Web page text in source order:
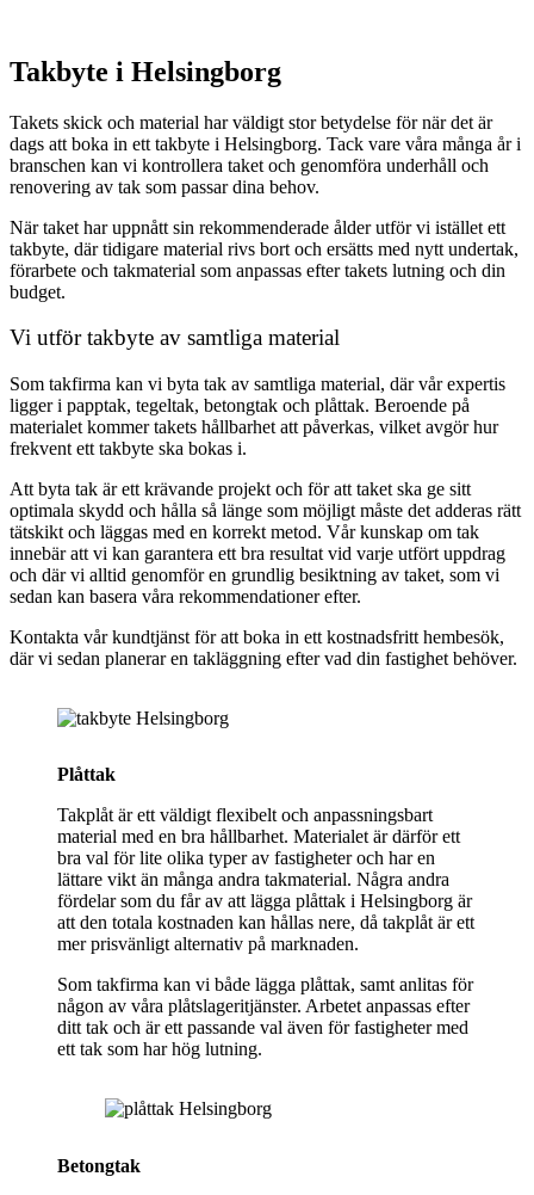
Takbyte i Helsingborg
Takets skick och material har väldigt stor betydelse för när det är
dags att boka in ett takbyte i Helsingborg. Tack vare våra många år i
branschen kan vi kontrollera taket och genomföra underhåll och
renovering av tak som passar dina behov.
När taket har uppnått sin rekommenderade ålder utför vi istället ett
takbyte, där tidigare material rivs bort och ersätts med nytt undertak,
förarbete och takmaterial som anpassas efter takets lutning och din
budget.
Vi utför takbyte av samtliga material
Som takfirma kan vi byta tak av samtliga material, där vår expertis
ligger i papptak, tegeltak, betongtak och plåttak. Beroende på
materialet kommer takets hållbarhet att påverkas, vilket avgör hur
frekvent ett takbyte ska bokas i.
Att byta tak är ett krävande projekt och för att taket ska ge sitt
optimala skydd och hålla så länge som möjligt måste det adderas rätt
tätskikt och läggas med en korrekt metod. Vår kunskap om tak
innebär att vi kan garantera ett bra resultat vid varje utfört uppdrag
och där vi alltid genomför en grundlig besiktning av taket, som vi
sedan kan basera våra rekommendationer efter.
Kontakta vår kundtjänst för att boka in ett kostnadsfritt hembesök,
där vi sedan planerar en takläggning efter vad din fastighet behöver.
Plåttak
Takplåt är ett väldigt flexibelt och anpassningsbart
material med en bra hållbarhet. Materialet är därför ett
bra val för lite olika typer av fastigheter och har en
lättare vikt än många andra takmaterial. Några andra
fördelar som du får av att lägga plåttak i Helsingborg är
att den totala kostnaden kan hållas nere, då takplåt är ett
mer prisvänligt alternativ på marknaden.
Som takfirma kan vi både lägga plåttak, samt anlitas för
någon av våra plåtslageritjänster. Arbetet anpassas efter
ditt tak och är ett passande val även för fastigheter med
ett tak som har hög lutning.
Betongtak